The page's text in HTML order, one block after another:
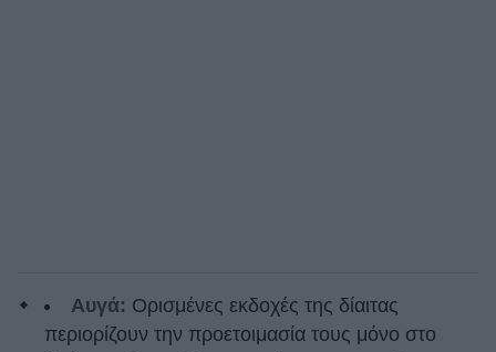
Αυγά: Ορισμένες εκδοχές της δίαιτας
περιορίζουν την προετοιμασία τους μόνο στο